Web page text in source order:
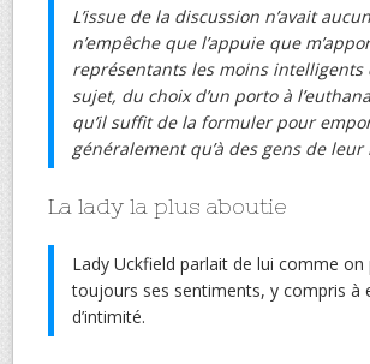
L’issue de la discussion n’avait
n’empêche que l’appuie que
représentants les moins intelligents
sujet, du choix d’un porto à
qu’il suffit de la formuler pour
généralement qu’à des gens de
La lady la plus aboutie
Lady Uckfield parlait de lui comme
toujours ses sentiments, y compris à
d’intimité.